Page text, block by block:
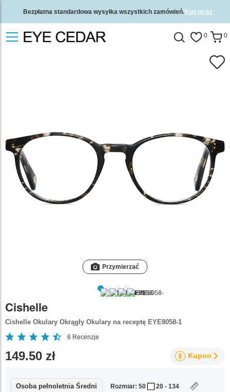
Bezpłatna standardowa wysyłka wszystkich zamówień.Kup teraz
2-letnia gwarancja jakości i 30-dniowa gwarancja zwrotu pieniędzy.
0 0
Przymierzać
Cishelle
Cishelle Okulary Okrągły Okulary na receptę EYE8058-1
6 Recenzje
149.50 zł Kupon
Osoba pełnoletnia Średni Rozmiar: 50 20 - 134